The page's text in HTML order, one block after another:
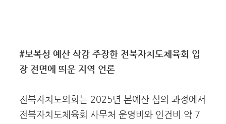
#보복성 예산 삭감 주장한 전북자치도체육회 입
장 전면에 띄운 지역 언론
전북자치도의회는 2025년 본예산 심의 과정에서
전북자치도체육회 사무처 운영비와 인건비 약 7